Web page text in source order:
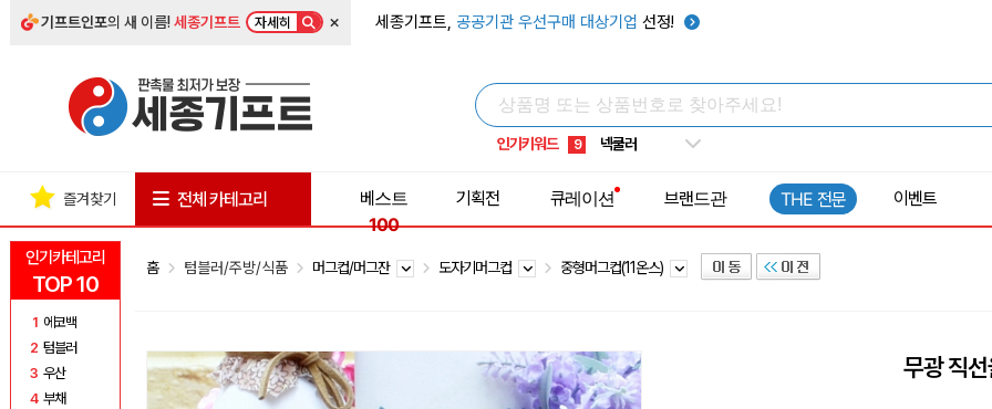
기프트인포의 새 이름!세종기프트 자세히 × 세종기프트, 공공기관 우선구매 대상기업 선정!
인기키워드
5 키캡
8 쿨토시
9 넥쿨러
1 선풍기
인기카테고리
TOP 10
1 에코백
2 텀블러
3 우산
4 부채
즐겨찾기 전체 카테고리
베스트
100
기획전 큐레이션 브랜드관 THE 전문 이벤트
홈 텀블러/주방/식품 머그컵/머그잔 도자기머그컵 중형머그컵(11온스)
무광 직